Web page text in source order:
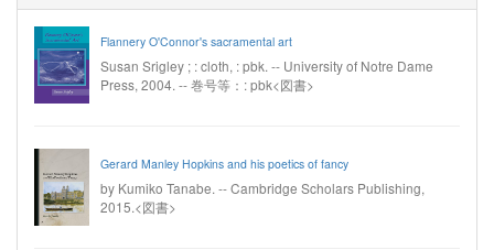
Flannery O'Connor's sacramental art
Susan Srigley ; : cloth, : pbk. -- University of Notre Dame
Press, 2004. -- 巻号等：: pbk<図書>
Gerard Manley Hopkins and his poetics of fancy
by Kumiko Tanabe. -- Cambridge Scholars Publishing,
2015.<図書>